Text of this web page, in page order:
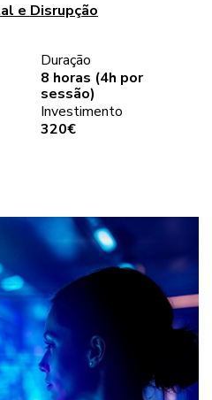
e Disrupção
Duração
8 horas (4h por
sessão)
Investimento
320€